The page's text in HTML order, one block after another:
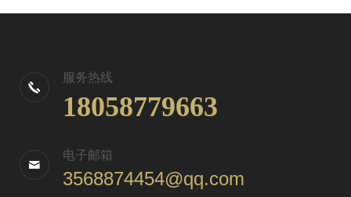
服务热线
18058779663
电子邮箱
3568874454@qq.com